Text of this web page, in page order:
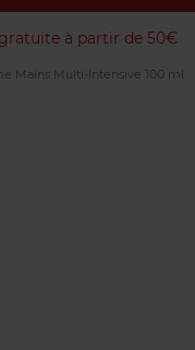
à partir de 50€
Mains Multi-Intensive 100 ml